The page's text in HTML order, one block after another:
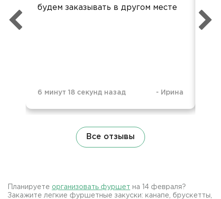
будем заказывать в другом месте
6 минут 18 секунд назад - Ирина
и
Все отзывы
Планируете организовать фуршет на 14 февраля?
Закажите легкие фуршетные закуски: канапе, брускетты,